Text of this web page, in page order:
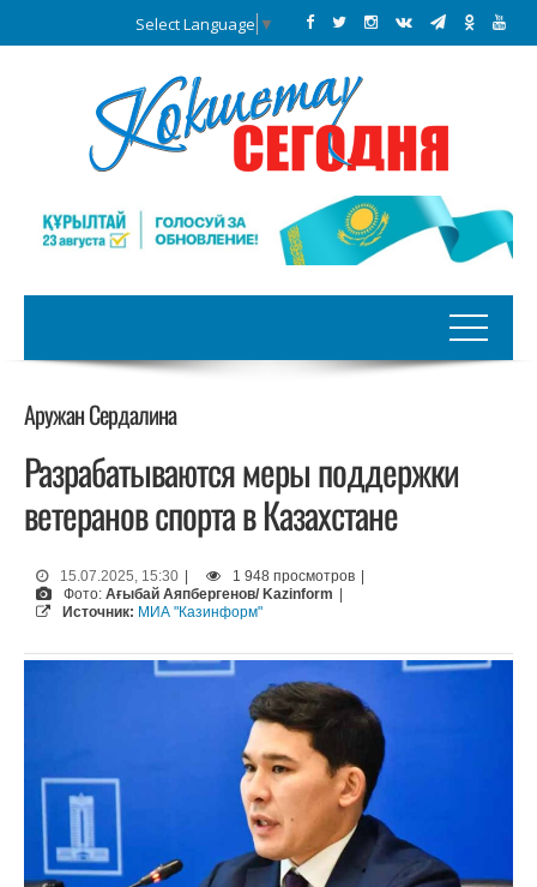
Select Language ▼
Аружан Сердалина
Разрабатываются меры поддержки
ветеранов спорта в Казахстане
15.07.2025, 15:30 1 948 просмотров
Фото: Ағыбай Аяпбергенов/ Kazinform
Источник: МИА "Казинформ"